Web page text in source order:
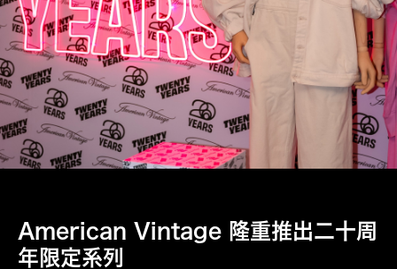
American Vintage 隆重推出二十周
年限定系列